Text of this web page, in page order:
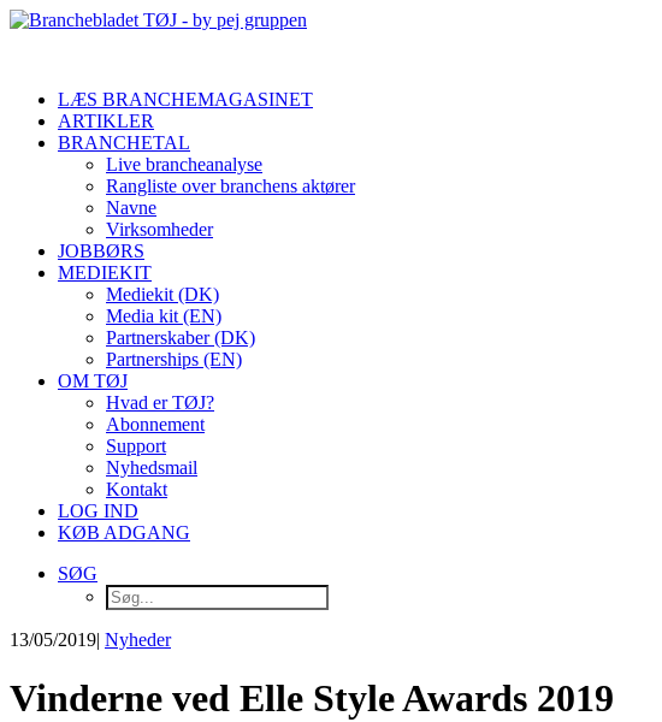
LÆS BRANCHEMAGASINET
ARTIKLER
BRANCHETAL
Live brancheanalyse
Rangliste over branchens aktører
Navne
Virksomheder
JOBBØRS
MEDIEKIT
Mediekit (DK)
Media kit (EN)
Partnerskaber (DK)
Partnerships (EN)
OM TØJ
Hvad er TØJ?
Abonnement
Support
Nyhedsmail
Kontakt
LOG IND
KØB ADGANG
SØG
13/05/2019| Nyheder
Vinderne ved Elle Style Awards 2019